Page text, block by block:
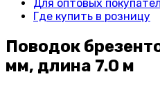
Для оптовых
Где купить в розницу
Поводок
мм, длина 7.0 м